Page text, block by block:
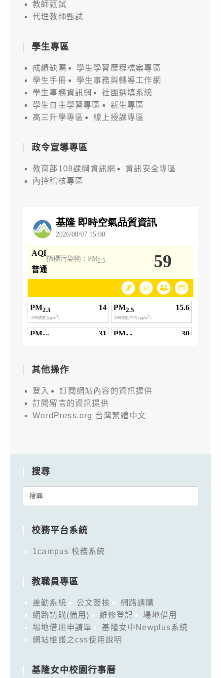
教師甄試
代理教師甄試
學生專區
成績缺曠
學生學習歷程檔案專區
學生手冊
學生事務與轉導工作網
學生事務資訊網
社團選填系統
學生自主學習專區
新生專區
高三升學專區
線上授課專區
政令宣導專區
教育部108課綱資訊網
資訊安全專區
內控稽核專區
其他操作
登入
訂閱網站內容的資訊提供
訂閱留言的資訊提供
WordPress.org 台灣繁體中文
搜尋
Search
校務平台系統
1campus 校務系統
教職員專區
差勤系統 公文簽核
網路請購
網路請購(備用)
維修登記
場地借用
場地借用申請單
基隆女中Newplus系統
網站維護之css使用說明
基隆女中校園行事曆